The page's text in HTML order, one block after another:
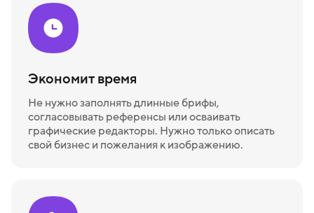
Экономит время
Не нужно заполнять длинные брифы,
согласовывать референсы или осваивать
графические редакторы. Нужно только описать
свой бизнес и пожелания к изображению.